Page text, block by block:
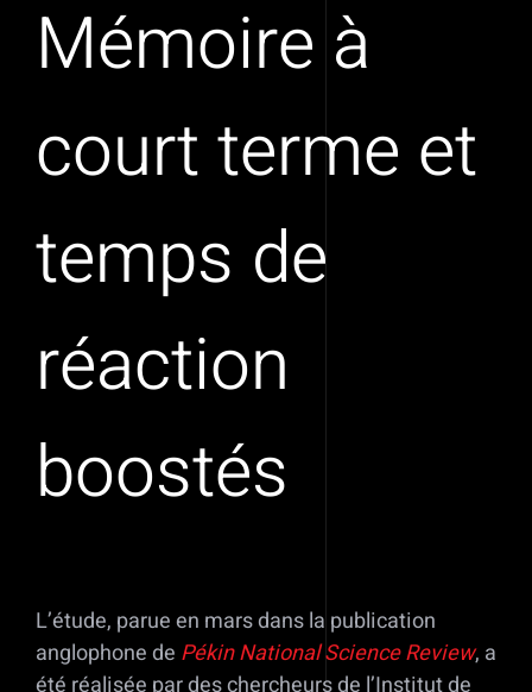
Mémoire à
court terme et
temps de
réaction
boostés
L’étude, parue en mars dans la publication
anglophone de Pékin National Science Review, a